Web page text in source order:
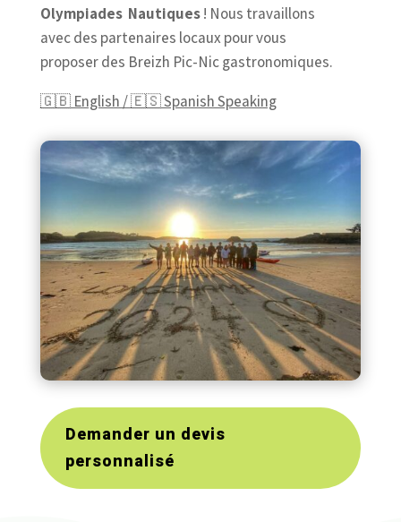
Olympiades Nautiques! Nous travaillons
avec des partenaires locaux pour vous
proposer des Breizh Pic-Nic gastronomiques.
🇬🇧 English / 🇪🇸 Spanish Speaking
Demander un devis
personnalisé